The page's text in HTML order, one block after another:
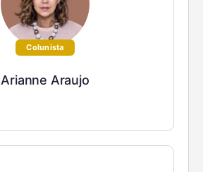
Colunista
Arianne Araujo